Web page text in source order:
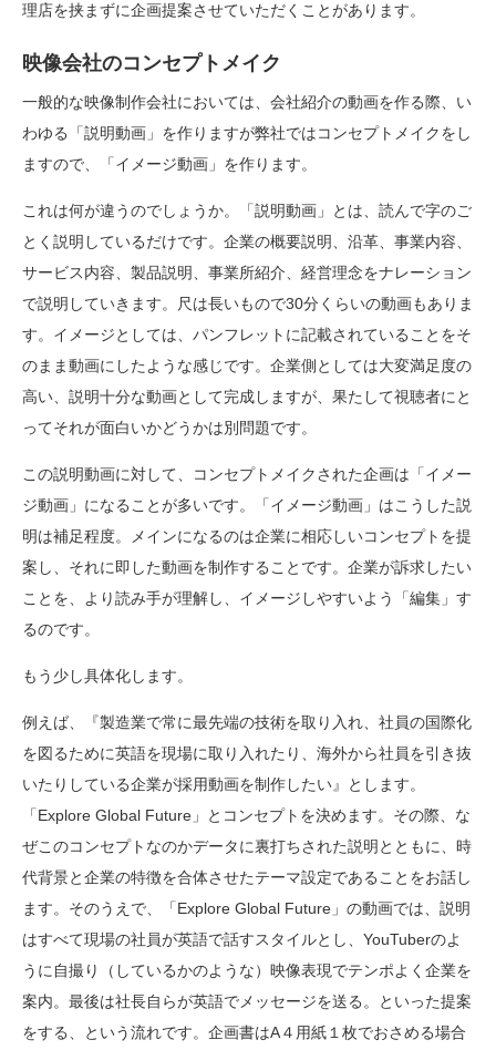
理店を挟まずに企画提案させていただくことがあります。
映像会社のコンセプトメイク
一般的な映像制作会社においては、会社紹介の動画を作る際、い
わゆる「説明動画」を作りますが弊社ではコンセプトメイクをし
ますので、「イメージ動画」を作ります。
これは何が違うのでしょうか。「説明動画」とは、読んで字のご
とく説明しているだけです。企業の概要説明、沿革、事業内容、
サービス内容、製品説明、事業所紹介、経営理念をナレーション
で説明していきます。尺は長いもので30分くらいの動画もありま
す。イメージとしては、パンフレットに記載されていることをそ
のまま動画にしたような感じです。企業側としては大変満足度の
高い、説明十分な動画として完成しますが、果たして視聴者にと
ってそれが面白いかどうかは別問題です。
この説明動画に対して、コンセプトメイクされた企画は「イメー
ジ動画」になることが多いです。「イメージ動画」はこうした説
明は補足程度。メインになるのは企業に相応しいコンセプトを提
案し、それに即した動画を制作することです。企業が訴求したい
ことを、より読み手が理解し、イメージしやすいよう「編集」す
るのです。
もう少し具体化します。
例えば、『製造業で常に最先端の技術を取り入れ、社員の国際化
を図るために英語を現場に取り入れたり、海外から社員を引き抜
いたりしている企業が採用動画を制作したい』とします。
「Explore Global Future」とコンセプトを決めます。その際、な
ぜこのコンセプトなのかデータに裏打ちされた説明とともに、時
代背景と企業の特徴を合体させたテーマ設定であることをお話し
ます。そのうえで、「Explore Global Future」の動画では、説明
はすべて現場の社員が英語で話すスタイルとし、YouTuberのよ
うに自撮り（しているかのような）映像表現でテンポよく企業を
案内。最後は社長自らが英語でメッセージを送る。といった提案
をする、という流れです。企画書はA４用紙１枚でおさめる場合